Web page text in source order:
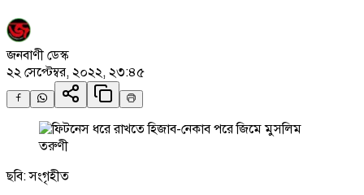
জনবাণী ডেস্ক
২২ সেপ্টেম্বর, ২০২২, ২৩:৪৫
ছবি: সংগৃহীত